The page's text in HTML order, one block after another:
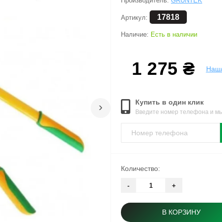
›
Артикул: 17818
Наличие: Есть в наличии
1 275 ₴
Купить в один клик
Введите номер телефона и
Количество:
- +
В КОРЗИНУ